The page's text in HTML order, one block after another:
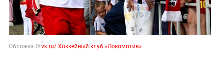
Обложка ©vk.ru/ Хоккейный клуб «Локомотив»